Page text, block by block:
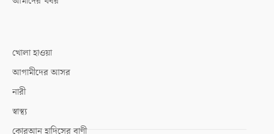
খোলা হাওয়া
আগামীদের আসর
নারী
স্বাস্থ্য
কোরআন হাদিসের বাণী